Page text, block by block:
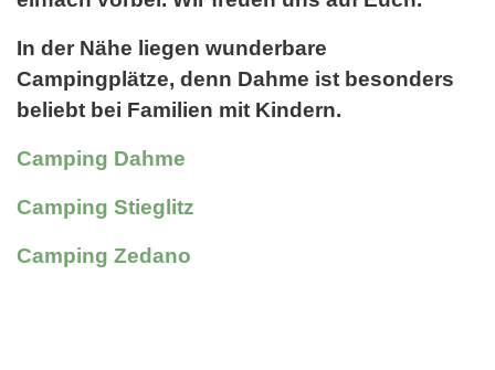
In der Nähe liegen wunderbare
Campingplätze, denn Dahme ist besonders
beliebt bei Familien mit Kindern.
Camping Dahme
Camping Stieglitz
Camping Zedano